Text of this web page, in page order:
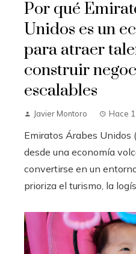
Por qué
Unidos es un
para atraer
construir
escalables
Javier Montoro Hace
Emiratos Árabes Unidos
desde una economía
convertirse en un
prioriza el turismo, la